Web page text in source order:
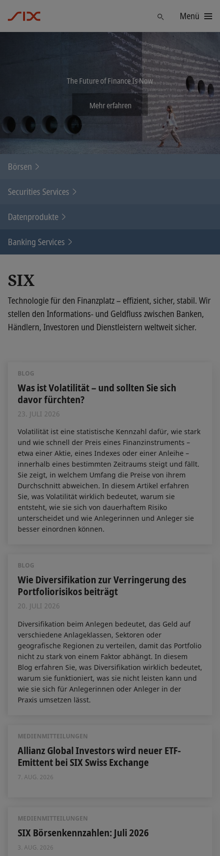
FindenMenü
The Future of Finance Is Now
Mehr erfahren
Börsen
Securities Services
Datenprodukte
Banking Services
SIX
Technologie für den Finanzplatz – effizient, sicher, stabil. Wir
stellen den Informations- und Geldfluss zwischen Banken,
Händlern, Investoren und Dienstleistern weltweit sicher.
BLOG
Was ist Volatilität – und sollten Sie sich
davor fürchten?
23. JULI 2026
Volatilität ist eine statistische Kennzahl dafür, wie stark
und wie schnell der Preis eines Finanzinstruments –
etwa einer Aktie, eines Indexes oder einer Anleihe –
innerhalb eines bestimmten Zeitraums steigt und fällt.
Sie zeigt, in welchem Umfang die Preise von ihrem
Durchschnitt abweichen. In diesem Artikel erfahren
Sie, was Volatilität wirklich bedeutet, warum sie
entsteht, wie sie sich von dauerhaftem Risiko
unterscheidet und wie Anlegerinnen und Anleger sie
besser einordnen können.
BLOG
Wie Diversifikation zur Verringerung des
Portfoliorisikos beiträgt
20. JULI 2026
Diversifikation beim Anlegen bedeutet, das Geld auf
verschiedene Anlageklassen, Sektoren oder
geografische Regionen zu verteilen, damit das Portfolio
nicht zu stark von einem Faktor abhängt. In diesem
Blog erfahren Sie, was Diversifikation wirklich bedeutet,
warum sie funktioniert, was sie nicht leisten kann und
wie sie sich für Anlegerinnen oder Anleger in der
Praxis umsetzen lässt.
MEDIENMITTEILUNGEN
Allianz Global Investors wird neuer ETF-
Emittent bei SIX Swiss Exchange
7. AUG. 2026
MEDIENMITTEILUNGEN
SIX Börsenkennzahlen: Juli 2026
3. AUG. 2026